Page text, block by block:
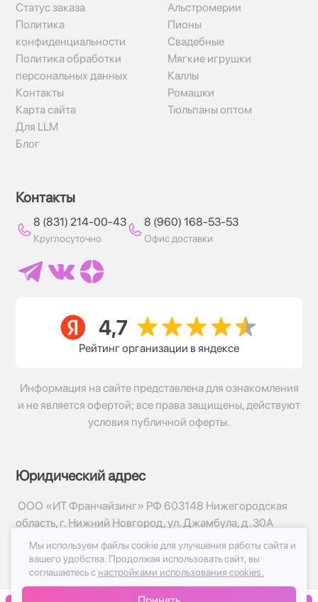
Статус заказа
Политика
конфиденциальности
Политика обработки
персональных данных
Контакты
Карта сайта
Для LLM
Блог
Альстромерии
Пионы
Свадебные
Мягкие игрушки
Каллы
Ромашки
Тюльпаны оптом
Контакты
8 (831) 214-00-43
Круглосуточно
8 (960) 168-53-53
Офис доставки
Рейтинг организации в яндексе
Информация на сайте представлена для ознакомления
и не является офертой; все права защищены, действуют
условия публичной оферты.
Юридический адрес
ООО «ИТ Франчайзинг» РФ 603148 Нижегородская
область, г. Нижний Новгород, ул. Джамбула, д. 30А
© 2017-2026г, База Цветов 24.ру
Политика конфиденциальности
Публичная оферта
Мы используем файлы cookie для улучшения работы сайта и
вашего удобства. Продолжая использовать сайт, вы
соглашаетесь с настройками использования cookies.